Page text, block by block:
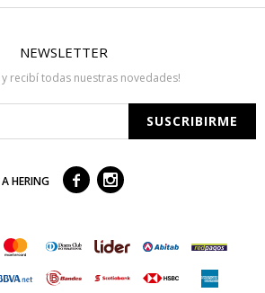
NEWSLETTER
y recibí todas nuestras novedades!
SUSCRIBIRME
HERING  